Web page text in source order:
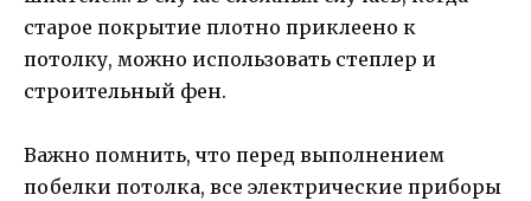
старое покрытие плотно приклеено к
потолку, можно использовать степлер и
строительный фен.
Важно помнить, что перед выполнением
побелки потолка, все электрические приборы